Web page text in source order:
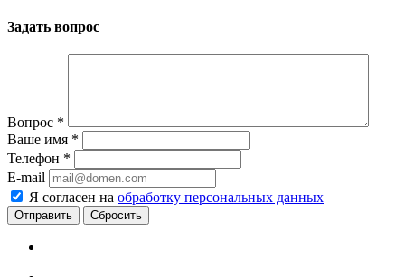
Задать вопрос
Вопрос *
Ваше имя *
Телефон *
E-mail
Я согласен на обработку персональных данных
Сбросить